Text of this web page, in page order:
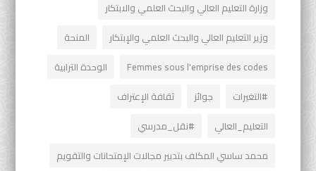
وزارة التعليم العالي والبحث العلمي والابتكار
وزير التعليم العالي والبحث العلمي والإبتكار
المنحة
Femmes sous l'emprise des codes
الوحدة الترابية
#التغيرات
جوائز
ثقافة الإعتراف
التعليم_العالي
#نقل_مدرسي
محمد ساسي المكلف بتدبير مجالات الإمتحانات والتقويم